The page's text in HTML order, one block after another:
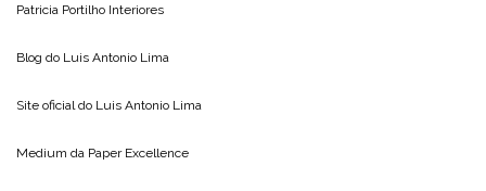
Patricia Portilho Interiores
Blog do Luis Antonio Lima
Site oficial do Luis Antonio Lima
Medium da Paper Excellence